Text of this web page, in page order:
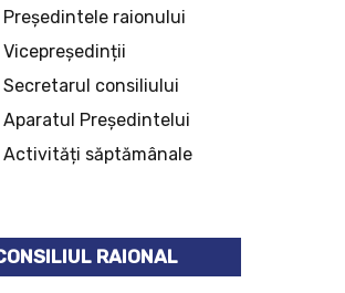
Președintele raionului
Vicepreședinții
Secretarul consiliului
Aparatul Președintelui
Activități săptămânale
RAIONAL